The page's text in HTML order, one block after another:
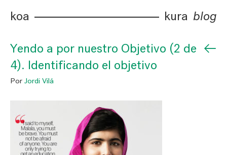
koa kura blog
Yendo a por nuestro Objetivo (2 de
4). Identificando el objetivo
←
Por Jordi Vilá